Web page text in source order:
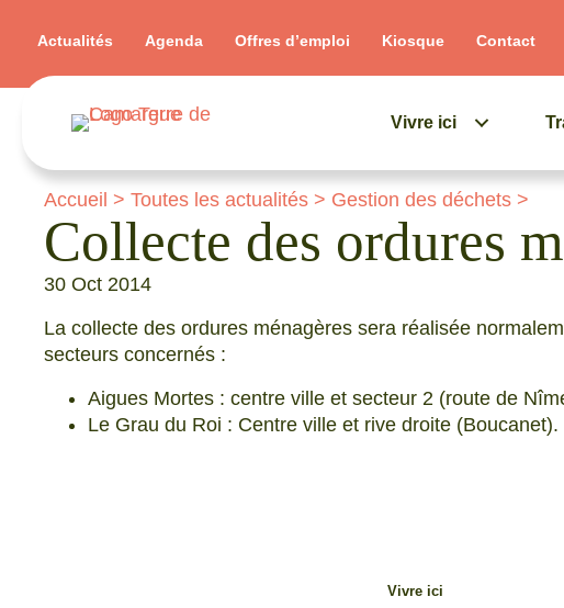
Actualités Agenda Offres d’emploi Kiosque
Contact
Vivre ici
Accueil > Toutes les actualités > Gestion des déchets >
Collecte des ordures
30 Oct 2014
La collecte des ordures ménagères sera réalisée
secteurs concernés :
Aigues Mortes : centre ville et secteur 2 (route de
Le Grau du Roi : Centre ville et rive droite (Boucanet).
Vivre ici